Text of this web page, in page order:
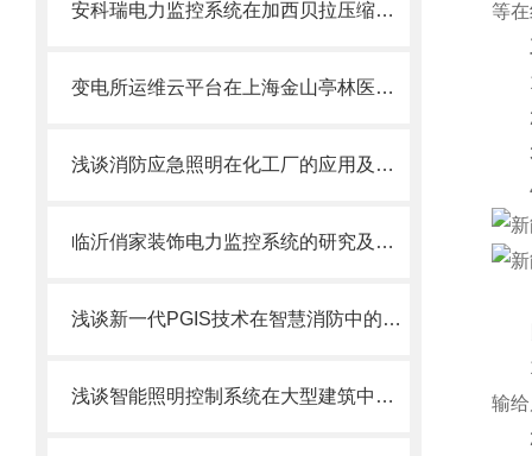
安科瑞电力监控系统在加西贝拉压缩机有限公司科技大楼的应用
变电所运维云平台在上海金山亭林医院的设计与应用
浅谈消防应急照明在化工厂的应用及产品选型
临沂俏家装饰电力监控系统的研究及应用
浅谈新一代PGIS技术在智慧消防中的创新应用
浅谈智能照明控制系统在大型建筑中的应用
等
1
2
3
4
1
输
2